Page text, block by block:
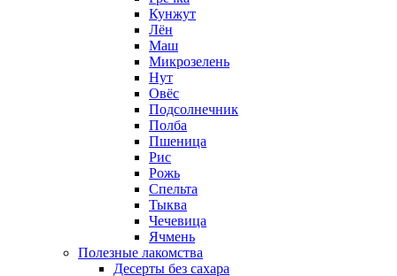
Кунжут
Лён
Маш
Микрозелень
Нут
Овёс
Подсолнечник
Полба
Пшеница
Рис
Рожь
Спельта
Тыква
Чечевица
Ячмень
Полезные лакомства
Десерты без сахара